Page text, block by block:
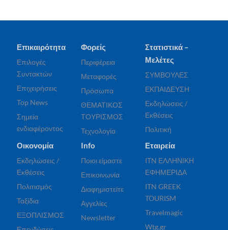
Επικαιρότητα
Επιλογές
Συντακτών
Επιχειρήσεις
Top News
Σημεία
ενδιαφέροντος
Φορείς
Περιφέρεια
Μεταφορές
Πρόσωπα
ΘΕΜΑΤΙΚΟΣ
ΤΟΥΡΙΣΜΟΣ
Τεχνολογία
Στατιστικά –
Μελέτες
ΣΥΜΒΟΥΛΕΣ
ΕΚΠΑΙΔΕΥΣΗ
Εκδηλώσεις /
Εκθέσεις
Πολιτική
Οικονομία
Εκδηλώσεις /
Εκθέσεις
Πολιτισμός
Ταξίδια
ΕΞΟΠΛΙΣΜΟΣ
Info
Ποιοι είμαστε
Επικοινωνία
Διαφημιστείτε
Αγγελίες
Newsletter
Εταιρεία
ITN ΕΛΛΗΝΙΚΗ
ΕΦΗΜΕΡΙΔΑ
ITN GREEK
TOURISM
Travelmagic
Wtg.gr